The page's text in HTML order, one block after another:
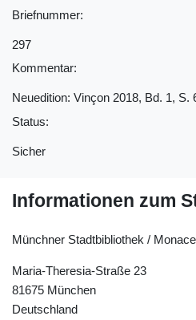
Briefnummer:
297
Kommentar:
Neuedition: Vinçon 2018, Bd. 1, S.
Status:
Sicher
Informationen zum
Münchner Stadtbibliothek /
Maria-Theresia-Straße 23
81675 München
Deutschland